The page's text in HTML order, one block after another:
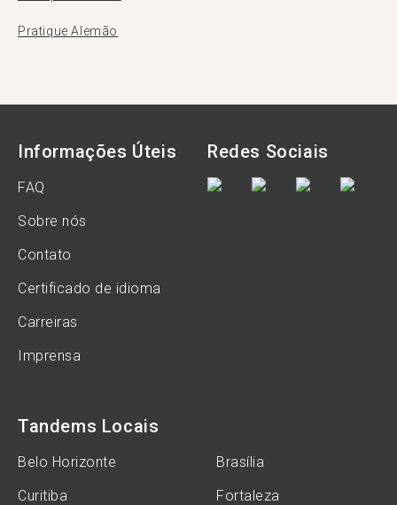
Pratique Alemão
Informações Úteis
FAQ
Sobre nós
Contato
Certificado de idioma
Carreiras
Imprensa
Redes Sociais
Tandems Locais
Belo Horizonte
Brasília
Curitiba
Fortaleza